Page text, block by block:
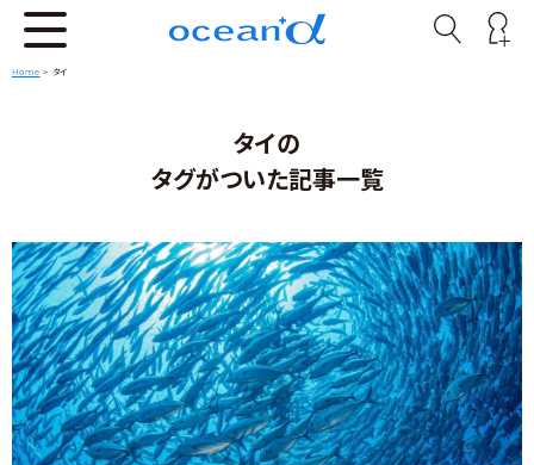
Home > タイ
タイの
タグがついた記事一覧